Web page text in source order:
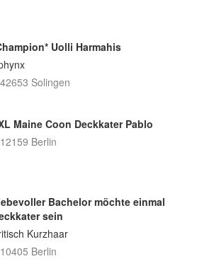
Uolli Harmahis
Solingen
Maine Coon Deckkater Pablo
Berlin
Bachelor möchte einmal
sein
Kurzhaar
Berlin